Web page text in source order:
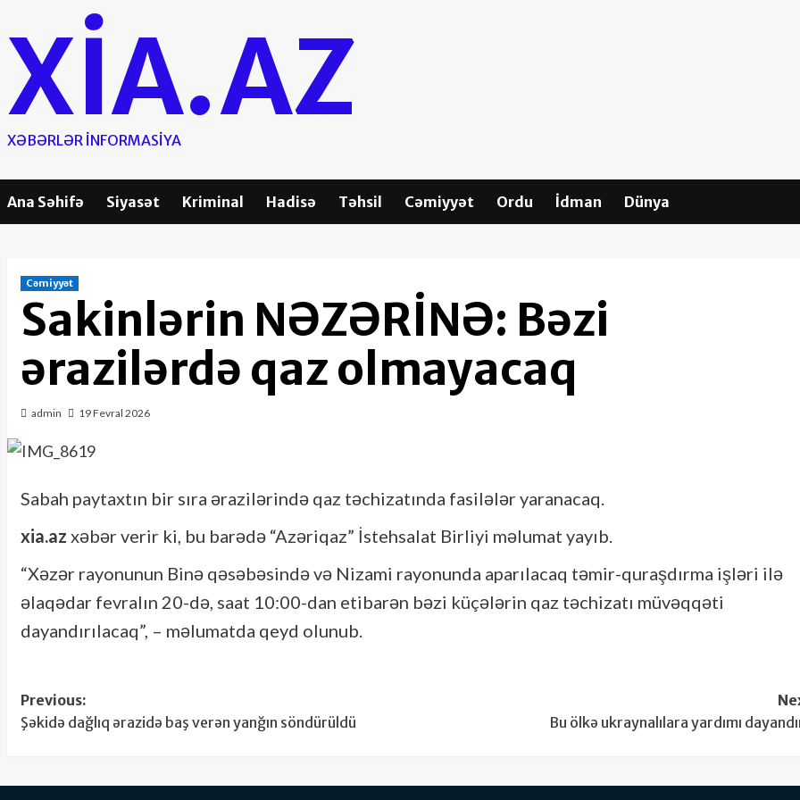
content
XIA.AZ
XƏBƏRLƏR INFORMASIYA
Ana Səhifə Siyasət Kriminal Hadisə Təhsil Cəmiyyət Ordu İdman Dünya
Cəmiyyət
Sakinlərin NƏZƏRİNƏ: Bəzi
ərazilərdə qaz olmayacaq
admin 19 Fevral 2026
Sabah paytaxtın bir sıra ərazilərində qaz təchizatında fasilələr yaranacaq.
xia.az xəbər verir ki, bu barədə “Azəriqaz” İstehsalat Birliyi məlumat yayıb.
“Xəzər rayonunun Binə qəsəbəsində və Nizami rayonunda aparılacaq təmir-quraşdırma işləri ilə
əlaqədar fevralın 20-də, saat 10:00-dan etibarən bəzi küçələrin qaz təchizatı müvəqqəti
dayandırılacaq”, – məlumatda qeyd olunub.
Post
navigation
Previous:
Şəkidə dağlıq ərazidə baş verən yanğın söndürüldü
Bu ölkə ukraynalılara yardımı